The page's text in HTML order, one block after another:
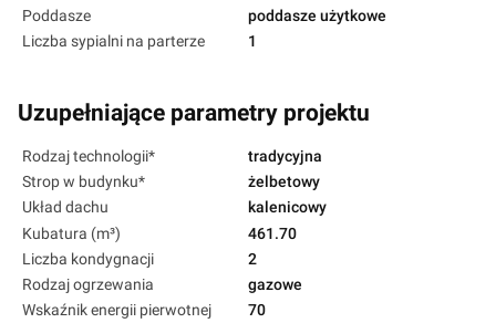
Poddasze
poddasze użytkowe
Liczba sypialni na parterze
1
Uzupełniające parametry projektu
Rodzaj technologii*
tradycyjna
Strop w budynku*
żelbetowy
Układ dachu
kalenicowy
Kubatura (m³)
461.70
Liczba kondygnacji
2
Rodzaj ogrzewania
gazowe
Wskaźnik energii pierwotnej
70